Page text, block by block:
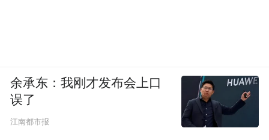
余承东：我刚才发布会上口
误了
江南都市报